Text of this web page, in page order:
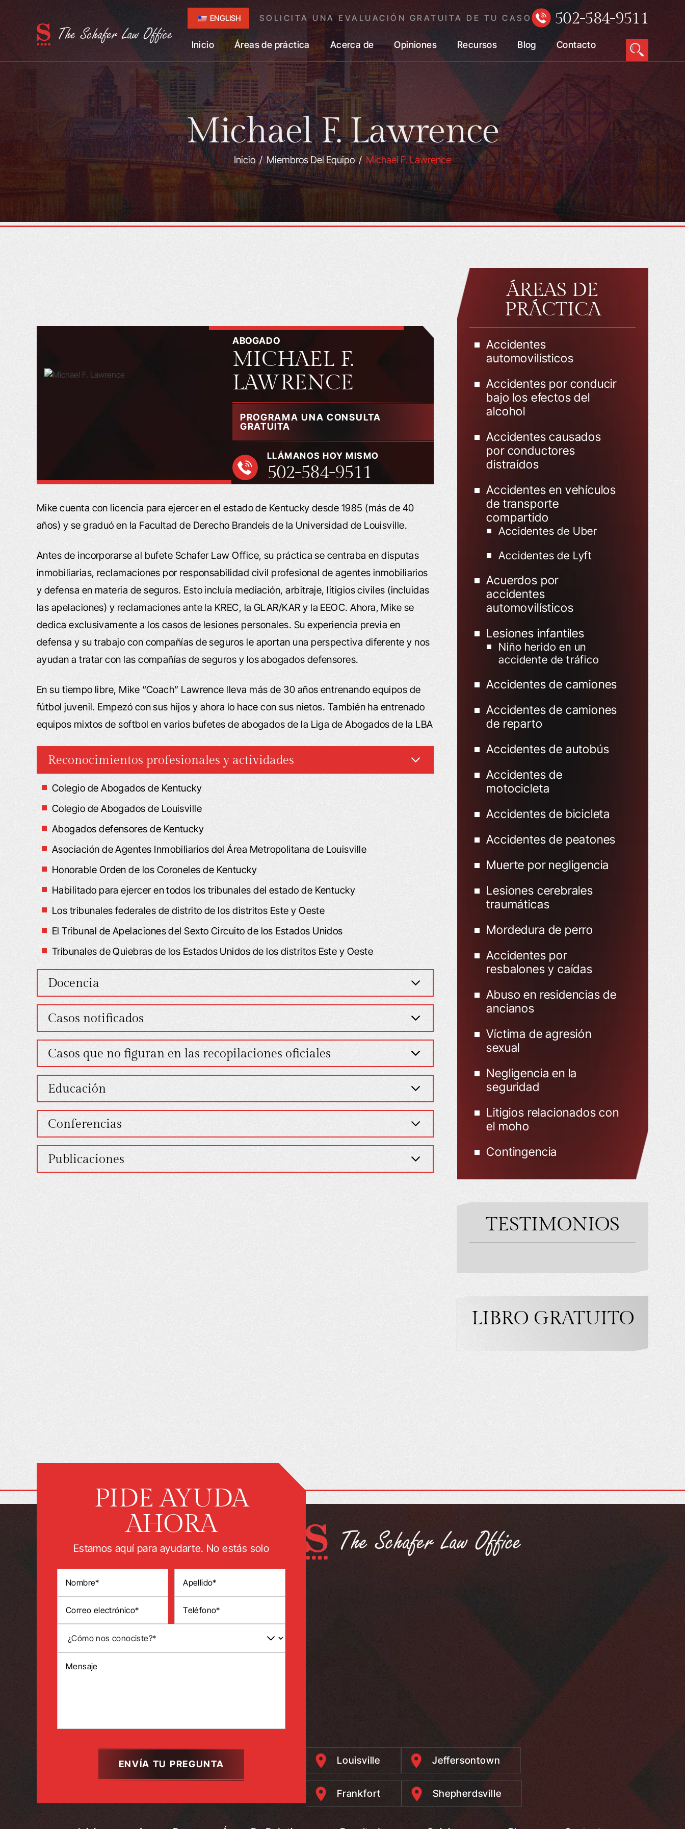
ENGLISH SOLICITA UNA EVALUACIÓN GRATUITA DE TU CASO 502-584-9511
Inicio Áreas de práctica Acerca de Opiniones Recursos Blog Contacto
Michael F. Lawrence
Inicio/Miembros Del Equipo/Michael F. Lawrence
ABOGADO
MICHAEL F.
LAWRENCE
PROGRAMA UNA CONSULTA
GRATUITA
LLÁMANOS HOY MISMO
502-584-9511
Mike cuenta con licencia para ejercer en el estado de Kentucky desde 1985 (más de 40
años) y se graduó en la Facultad de Derecho Brandeis de la Universidad de Louisville.
Antes de incorporarse al bufete Schafer Law Office, su práctica se centraba en disputas
inmobiliarias, reclamaciones por responsabilidad civil profesional de agentes inmobiliarios
y defensa en materia de seguros. Esto incluía mediación, arbitraje, litigios civiles (incluidas
las apelaciones) y reclamaciones ante la KREC, la GLAR/KAR y la EEOC. Ahora, Mike se
dedica exclusivamente a los casos de lesiones personales. Su experiencia previa en
defensa y su trabajo con compañías de seguros le aportan una perspectiva diferente y nos
ayudan a tratar con las compañías de seguros y los abogados defensores.
En su tiempo libre, Mike “Coach” Lawrence lleva más de 30 años entrenando equipos de
fútbol juvenil. Empezó con sus hijos y ahora lo hace con sus nietos. También ha entrenado
equipos mixtos de softbol en varios bufetes de abogados de la Liga de Abogados de la LBA
Reconocimientos profesionales y actividades
Colegio de Abogados de Kentucky
Colegio de Abogados de Louisville
Abogados defensores de Kentucky
Asociación de Agentes Inmobiliarios del Área Metropolitana de Louisville
Honorable Orden de los Coroneles de Kentucky
Habilitado para ejercer en todos los tribunales del estado de Kentucky
Los tribunales federales de distrito de los distritos Este y Oeste
El Tribunal de Apelaciones del Sexto Circuito de los Estados Unidos
Tribunales de Quiebras de los Estados Unidos de los distritos Este y Oeste
Docencia
Casos notificados
Casos que no figuran en las recopilaciones oficiales
Educación
Conferencias
Publicaciones
ÁREAS DE
PRÁCTICA
Accidentes
automovilísticos
Accidentes por conducir
bajo los efectos del
alcohol
Accidentes causados
por conductores
distraídos
Accidentes en vehículos
de transporte
compartido
Accidentes de Uber
Accidentes de Lyft
Acuerdos por
accidentes
automovilísticos
Lesiones infantiles
Niño herido en un
accidente de tráfico
Accidentes de camiones
Accidentes de camiones
de reparto
Accidentes de autobús
Accidentes de
motocicleta
Accidentes de bicicleta
Accidentes de peatones
Muerte por negligencia
Lesiones cerebrales
traumáticas
Mordedura de perro
Accidentes por
resbalones y caídas
Abuso en residencias de
ancianos
Víctima de agresión
sexual
Negligencia en la
seguridad
Litigios relacionados con
el moho
Contingencia
TESTIMONIOS
LIBRO GRATUITO
PIDE AYUDA
AHORA
Estamos aquí para ayudarte. No estás solo
Louisville Jeffersontown
Frankfort Shepherdsville